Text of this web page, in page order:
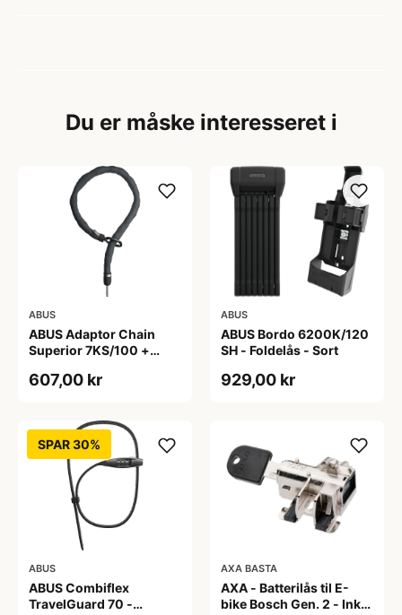
Du er måske interesseret i
ABUS
ABUS Adaptor Chain
Superior 7KS/100 +
607,00 kr
ABUS
ABUS Bordo 6200K/120
SH - Foldelås - Sort
929,00 kr
SPAR 30%
ABUS
ABUS Combiflex
TravelGuard 70 -
AXA BASTA
AXA - Batterilås til E-
bike Bosch Gen. 2 - Inkl.